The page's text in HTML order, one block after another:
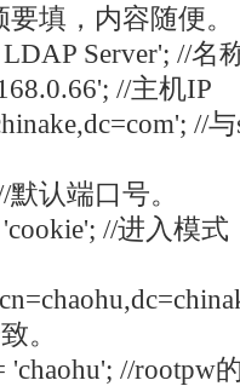
填，内容随便。
Server'; //名
//主机IP
//
认端口号。
//进入模
。
'chaohu'; //rootpw